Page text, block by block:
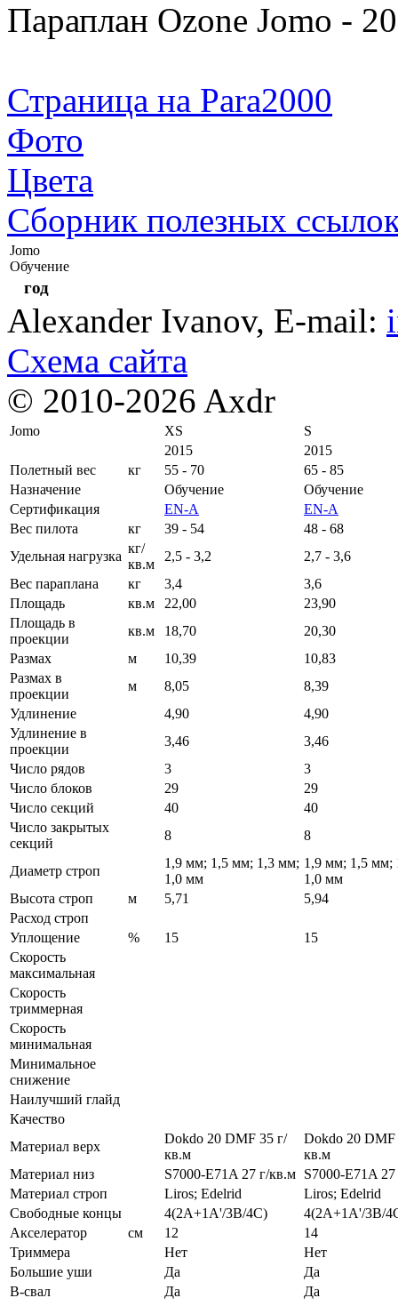
Параплан Ozone Jomo -
Страница на Para2000
Фото
Цвета
Сборник полезных
Jomo
Обучение
год
Alexander Ivanov, E-mail:
Схема сайта
© 2010-2026 Axdr
Jomo XS
S
2015
2015
Полетный вес
кг 55 - 70
65 - 85
Назначение
Обучение
Обучение
Сертификация
EN-A
EN-A
Вес пилота
кг 39 - 54
48 - 68
Удельная нагрузка
кг/
кв.м
2,5 - 3,2
2,7 - 3,6
Вес параплана
кг 3,4
3,6
Площадь
кв.м 22,00
23,90
Площадь в
проекции
кв.м 18,70
20,30
Размах
м 10,39
10,83
Размах в
проекции
м 8,05
8,39
Удлинение
4,90
4,90
Удлинение в
проекции
3,46
3,46
Число рядов
3
3
Число блоков
29
29
Число секций
40
40
Число закрытых
секций
8 8
Диаметр строп
1,9 мм; 1,5 мм; 1,3 мм;
1,0 мм
1,9 мм; 1,5 мм;
1,0 мм
Высота строп
м 5,71
5,94
Расход строп
Уплощение
% 15
15
Скорость
максимальная
Скорость
триммерная
Скорость
минимальная
Минимальное
снижение
Наилучший глайд
Качество
Материал верх
Dokdo 20 DMF 35 г/
кв.м
Dokdo 20 DMF
кв.м
Материал низ
S7000-E71A 27 г/кв.м S7000-E71A
Материал строп
Liros; Edelrid
Liros; Edelrid
Свободные концы
4(2A+1A'/3B/4C)
4(2A+1A'/3B/
Акселератор
см 12
14
Триммера
Нет
Нет
Большие уши
Да
Да
B-свал
Да Да